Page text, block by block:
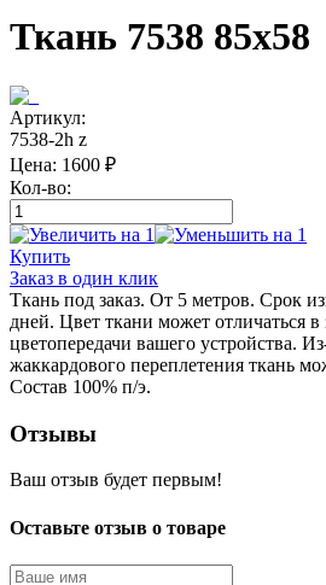
Ткань 7538 85x58
Артикул:
7538-2h z
Цена: 1600 ₽
Кол-во:
Купить
Заказ в один клик
Ткань под заказ. От 5 метров. Срок
дней. Цвет ткани может отличаться в
цветопередачи вашего устройства.
жаккардового переплетения ткань
Состав 100% п/э.
Отзывы
Ваш отзыв будет первым!
Оставьте отзыв о товаре